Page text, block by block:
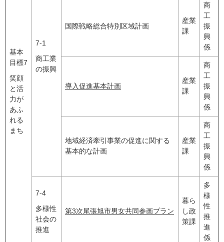
基本
目標7
笑顔
と活
力が
あふ
れる
まち
7-1
商工業
の振興
国際戦略総合特別区域計画
産業
課
商
工
振
興
係
導入促進基本計画
産業
課
商
工
振
興
係
地域経済牽引事業の促進に関する
基本的な計画
産業
課
商
工
振
興
係
7-4
多様性
社会の
推進
第3次尾張旭市男女共同参画プラン​
暮ら
し政
策課
多
様
性
推
進
係